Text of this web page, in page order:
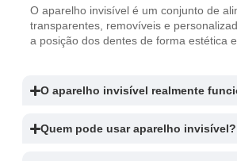
O aparelho invisível é um conjunto de
transparentes, removíveis e
a posição dos dentes de forma estética
O aparelho invisível realmente
Quem pode usar aparelho invisível?